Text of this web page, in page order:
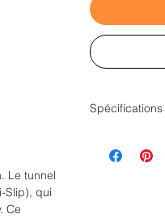
Le tunnel
Slip), qui
Ce
Diamètre